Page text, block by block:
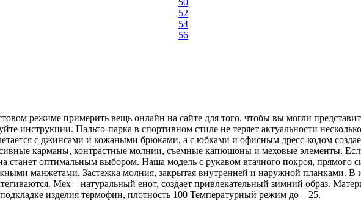
52
54
56
режиме примерить вещь онлайн на сайте для того, чтобы вы могли
инструкции. Пальто-парка в спортивном стиле не теряет актуальности
с джинсами и кожаными брюками, а с юбками и офисным дресс-кодом
карманы, контрастные молнии, съемные капюшоны и меховые элементы.
станет оптимальным выбором. Наша модель с рукавом втачного покроя, прямого
манжетами. Застежка молния, закрытая внутренней и наружной планками. В
Мех – натуральный енот, создает привлекательный зимний образ.
изделия термофин, плотность 100 Температурный режим до – 25.